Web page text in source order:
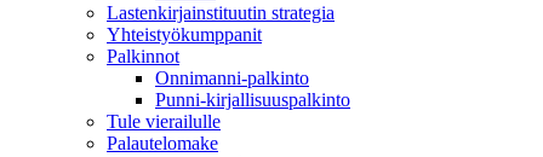
Lastenkirjainstituutin strategia
Yhteistyökumppanit
Palkinnot
Onnimanni-palkinto
Punni-kirjallisuuspalkinto
Tule vierailulle
Palautelomake